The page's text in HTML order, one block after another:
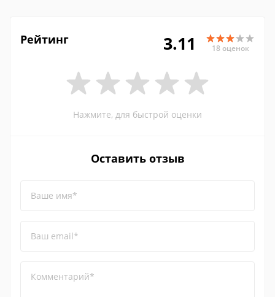
Рейтинг 3.11 18 оценок
Нажмите, для быстрой оценки
Оставить отзыв
Ваше имя*
Ваш email*
Комментарий*